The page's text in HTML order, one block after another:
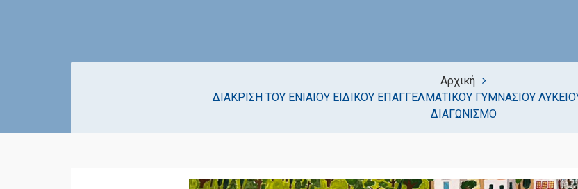
Αρχική
ΔΙΑΚΡΙΣΗ ΤΟΥ ΕΝΙΑΙΟΥ ΕΙΔΙΚΟΥ ΕΠΑΓΓΕΛΜΑΤΙΚΟΥ ΓΥΜΝΑΣΙΟΥ
ΔΙΑΓΩΝΙΣΜΟ